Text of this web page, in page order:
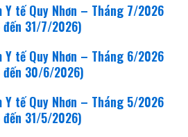
tế Quy Nhơn – Tháng 7/2026
31/7/2026)
tế Quy Nhơn – Tháng 6/2026
30/6/2026)
tế Quy Nhơn – Tháng 5/2026
31/5/2026)